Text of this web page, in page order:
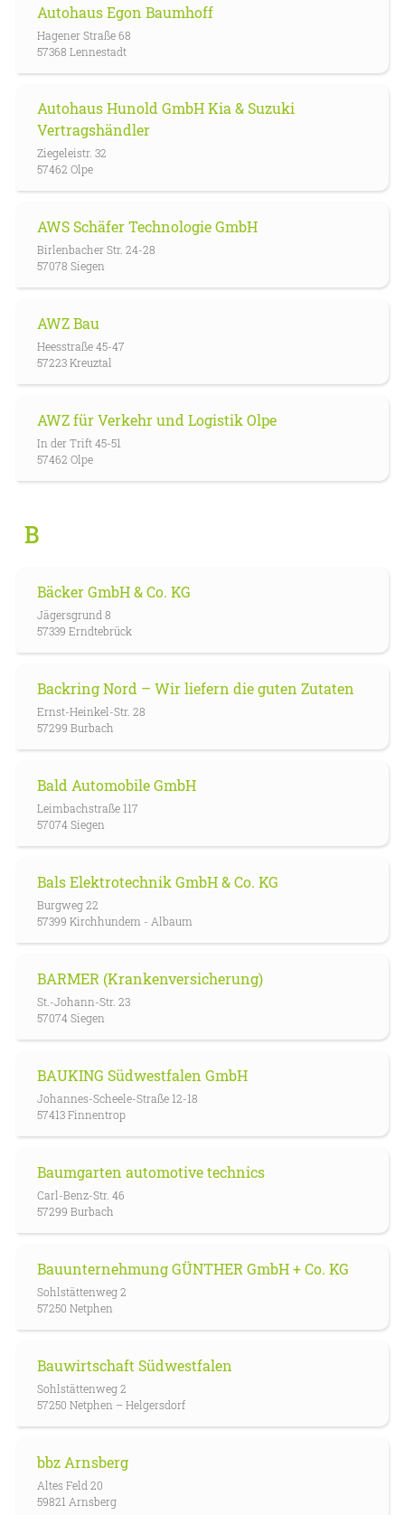
Autohaus Egon Baumhoff
Hagener Straße 68
57368 Lennestadt
Autohaus Hunold GmbH Kia & Suzuki
Vertragshändler
Ziegeleistr. 32
57462 Olpe
AWS Schäfer Technologie GmbH
Birlenbacher Str. 24-28
57078 Siegen
AWZ Bau
Heesstraße 45-47
57223 Kreuztal
AWZ für Verkehr und Logistik Olpe
In der Trift 45-51
57462 Olpe
B
Bäcker GmbH & Co. KG
Jägersgrund 8
57339 Erndtebrück
Backring Nord – Wir liefern die guten Zutaten
Ernst-Heinkel-Str. 28
57299 Burbach
Bald Automobile GmbH
Leimbachstraße 117
57074 Siegen
Bals Elektrotechnik GmbH & Co. KG
Burgweg 22
57399 Kirchhundem - Albaum
BARMER (Krankenversicherung)
St.-Johann-Str. 23
57074 Siegen
BAUKING Südwestfalen GmbH
Johannes-Scheele-Straße 12-18
57413 Finnentrop
Baumgarten automotive technics
Carl-Benz-Str. 46
57299 Burbach
Bauunternehmung GÜNTHER GmbH + Co. KG
Sohlstättenweg 2
57250 Netphen
Bauwirtschaft Südwestfalen
Sohlstättenweg 2
57250 Netphen – Helgersdorf
bbz Arnsberg
Altes Feld 20
59821 Arnsberg